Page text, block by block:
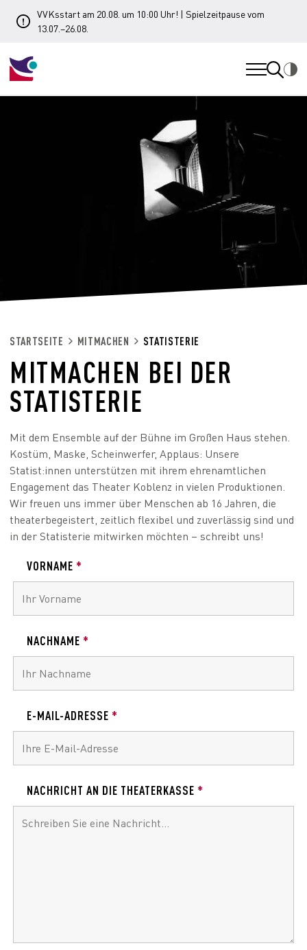
VVKsstart am 20.08. um 10:00 Uhr! | Spielzeitpause vom
13.07.–26.08.
STARTSEITE MITMACHEN STATISTERIE
MITMACHEN BEI DER
STATISTERIE
Mit dem Ensemble auf der Bühne im Großen Haus stehen.
Kostüm, Maske, Scheinwerfer, Applaus: Unsere
Statist:innen unterstützen mit ihrem ehrenamtlichen
Engagement das Theater Koblenz in vielen Produktionen.
Wir freuen uns immer über Menschen ab 16 Jahren, die
theaterbegeistert, zeitlich flexibel und zuverlässig sind und
in der Statisterie mitwirken möchten – schreibt uns!
VORNAME *
NACHNAME *
E-MAIL-ADRESSE *
NACHRICHT AN DIE THEATERKASSE *